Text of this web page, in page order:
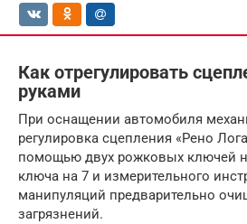
Как отрегулировать
руками
При оснащении автомобиля
регулировка сцепления «Рено
помощью двух рожковых ключей
ключа на 7 и измерительного
манипуляций предварительно
загрязнений.